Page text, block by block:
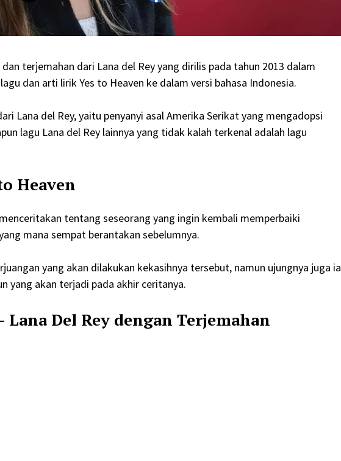
terjemahan dari Lana del Rey yang dirilis pada tahun 2013 dalam
dan arti lirik Yes to Heaven ke dalam versi bahasa Indonesia.
Lana del Rey, yaitu penyanyi asal Amerika Serikat yang mengadopsi
lagu Lana del Rey lainnya yang tidak kalah terkenal adalah lagu
Heaven
tentang seseorang yang ingin kembali memperbaiki
mana sempat berantakan sebelumnya.
yang akan dilakukan kekasihnya tersebut, namun ujungnya juga ia
yang akan terjadi pada akhir ceritanya.
Lana Del Rey dengan Terjemahan